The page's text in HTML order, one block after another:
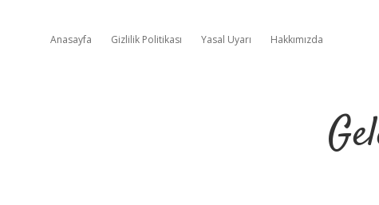
Anasayfa Gizlilik Politikası Yasal Uyarı Hakkımızda